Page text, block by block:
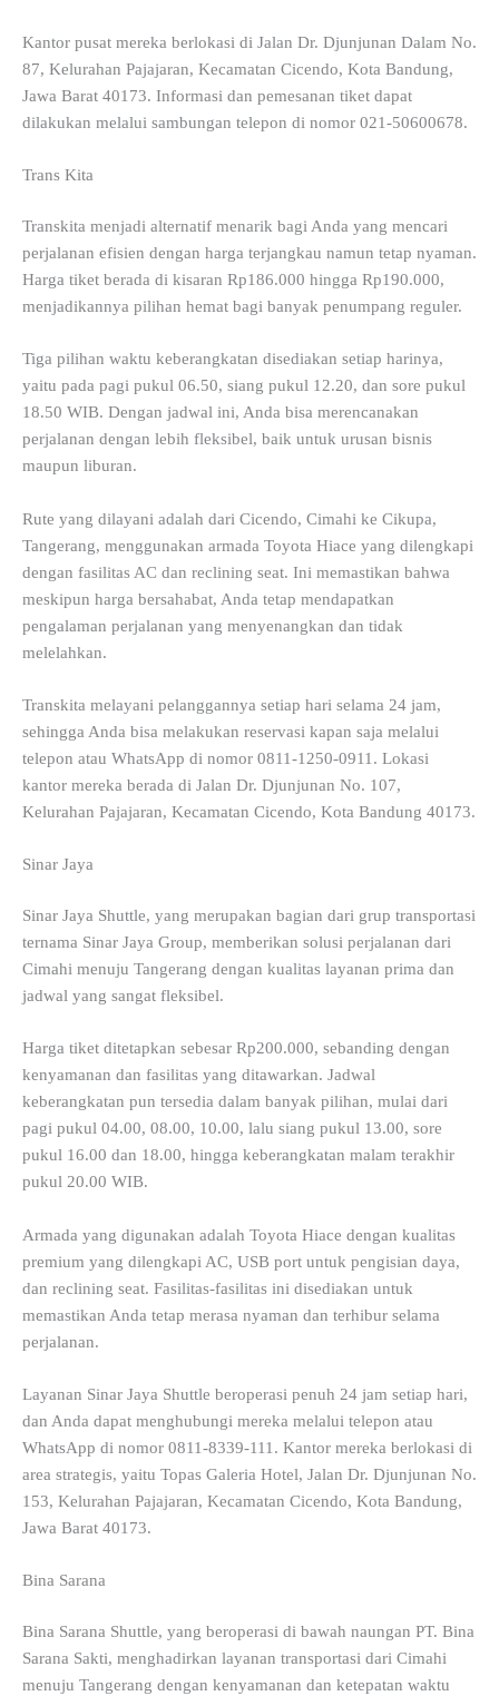
Kantor pusat mereka berlokasi di Jalan Dr. Djunjunan Dalam No.
87, Kelurahan Pajajaran, Kecamatan Cicendo, Kota Bandung,
Jawa Barat 40173. Informasi dan pemesanan tiket dapat
dilakukan melalui sambungan telepon di nomor 021-50600678.
Trans Kita
Transkita menjadi alternatif menarik bagi Anda yang mencari
perjalanan efisien dengan harga terjangkau namun tetap nyaman.
Harga tiket berada di kisaran Rp186.000 hingga Rp190.000,
menjadikannya pilihan hemat bagi banyak penumpang reguler.
Tiga pilihan waktu keberangkatan disediakan setiap harinya,
yaitu pada pagi pukul 06.50, siang pukul 12.20, dan sore pukul
18.50 WIB. Dengan jadwal ini, Anda bisa merencanakan
perjalanan dengan lebih fleksibel, baik untuk urusan bisnis
maupun liburan.
Rute yang dilayani adalah dari Cicendo, Cimahi ke Cikupa,
Tangerang, menggunakan armada Toyota Hiace yang dilengkapi
dengan fasilitas AC dan reclining seat. Ini memastikan bahwa
meskipun harga bersahabat, Anda tetap mendapatkan
pengalaman perjalanan yang menyenangkan dan tidak
melelahkan.
Transkita melayani pelanggannya setiap hari selama 24 jam,
sehingga Anda bisa melakukan reservasi kapan saja melalui
telepon atau WhatsApp di nomor 0811-1250-0911. Lokasi
kantor mereka berada di Jalan Dr. Djunjunan No. 107,
Kelurahan Pajajaran, Kecamatan Cicendo, Kota Bandung 40173.
Sinar Jaya
Sinar Jaya Shuttle, yang merupakan bagian dari grup transportasi
ternama Sinar Jaya Group, memberikan solusi perjalanan dari
Cimahi menuju Tangerang dengan kualitas layanan prima dan
jadwal yang sangat fleksibel.
Harga tiket ditetapkan sebesar Rp200.000, sebanding dengan
kenyamanan dan fasilitas yang ditawarkan. Jadwal
keberangkatan pun tersedia dalam banyak pilihan, mulai dari
pagi pukul 04.00, 08.00, 10.00, lalu siang pukul 13.00, sore
pukul 16.00 dan 18.00, hingga keberangkatan malam terakhir
pukul 20.00 WIB.
Armada yang digunakan adalah Toyota Hiace dengan kualitas
premium yang dilengkapi AC, USB port untuk pengisian daya,
dan reclining seat. Fasilitas-fasilitas ini disediakan untuk
memastikan Anda tetap merasa nyaman dan terhibur selama
perjalanan.
Layanan Sinar Jaya Shuttle beroperasi penuh 24 jam setiap hari,
dan Anda dapat menghubungi mereka melalui telepon atau
WhatsApp di nomor 0811-8339-111. Kantor mereka berlokasi di
area strategis, yaitu Topas Galeria Hotel, Jalan Dr. Djunjunan No.
153, Kelurahan Pajajaran, Kecamatan Cicendo, Kota Bandung,
Jawa Barat 40173.
Bina Sarana
Bina Sarana Shuttle, yang beroperasi di bawah naungan PT. Bina
Sarana Sakti, menghadirkan layanan transportasi dari Cimahi
menuju Tangerang dengan kenyamanan dan ketepatan waktu